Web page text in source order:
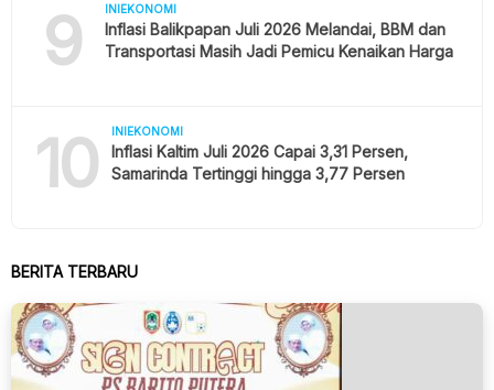
9 INIEKONOMI
Inflasi Balikpapan Juli 2026 Melandai, BBM dan
Transportasi Masih Jadi Pemicu Kenaikan Harga
10 INIEKONOMI
Inflasi Kaltim Juli 2026 Capai 3,31 Persen,
Samarinda Tertinggi hingga 3,77 Persen
BERITA TERBARU